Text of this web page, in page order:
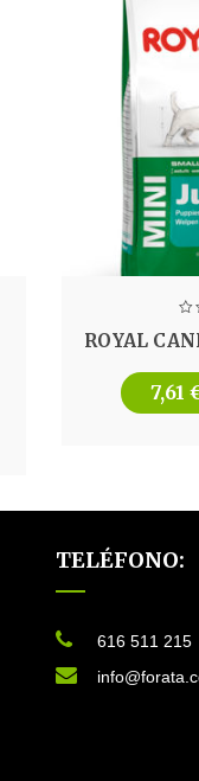
ROYAL
7,61
TELÉFONO:
616 511 215